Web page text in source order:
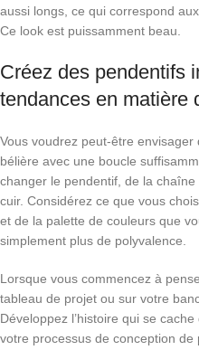
aussi longs, ce qui correspond
Ce look est puissamment beau.
Créez des pendentifs
tendances en matière
Vous voudrez peut-être
bélière avec une boucle
changer le pendentif, de la
cuir. Considérez ce que vous
et de la palette de couleurs que
simplement plus de polyvalence.
Lorsque vous commencez à
tableau de projet ou sur votre
Développez l’histoire qui se
votre processus de conception